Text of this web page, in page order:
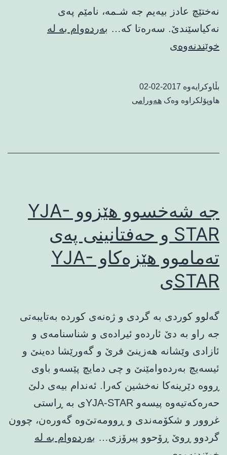
نه‌ختێچ عادز بیه‌یم جه‌ شـمه‌، نامێم په‌ی
نه‌کیاسێندێ. سه‌ره‌تا که‌… بەردەوام بە لە
خوێندنەوەی
بڵاوکرایەوە 2017-02-02
هاوپۆلکراوە وەک هەورامی
جه‌ شه‌خسوو هێزوو YJA-
STAR و حه‌فتانینی په‌ی
ته‌ماموو هێزه‌کاو YJA-
STARی
گه‌لوو کوردی به‌ گردی و ژه‌نه‌ی کورده‌ به‌تایبه‌تی
جه‌ راو به‌ دێ ئارده‌و ئیراده‌ی و شناسنامه‌ی ‌و
ئازادی وێشا‌نه‌ ‌‌‌‌‌هه‌ز‌ینێ فرێ و گه‌ورێشا ده‌ینێ و
ئیسه‌یچ به‌رده‌وامێنێ و چی دمایچ پێسه‌و باوی
ڕووه‌ دێرینه‌کا نه‌خشین که‌را. ئه‌ندام بیه‌ی دلێ
حه‌ره‌که‌تیه‌وه‌‌ پیسه‌و YJA-STARی به‌ ڕاستی
غروور و شکۆمه‌ندی و ڕوومه‌تێ‌وه‌ گه‌وره‌ن، چوون
گردوو ڕوێ ڕۆحوو پیرۆزی… بەردەوام بە لە